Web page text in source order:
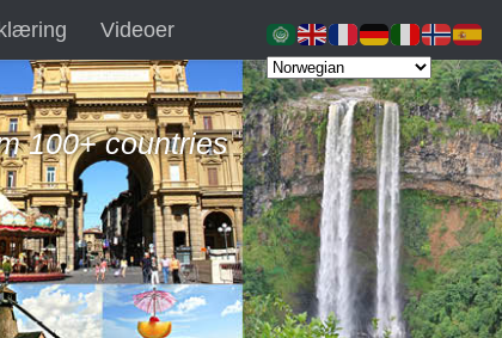
Videoer
100+ countries